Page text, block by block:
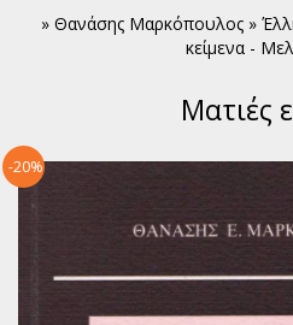
Ανθολογίες -
Αρχαία
Ελληνική
Παγκόσμια
» Θανάσης Μαρκόπουλος »
κείμενα -
Ματιές
-20%